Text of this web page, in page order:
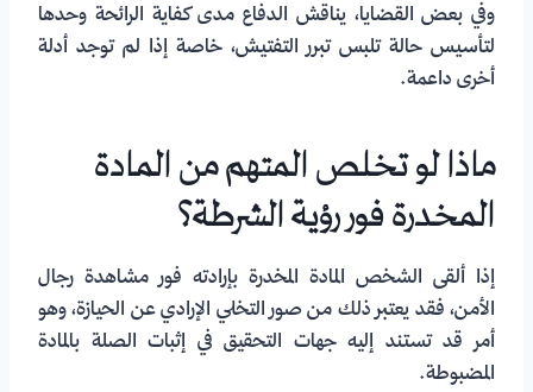
وفي بعض القضايا، يناقش الدفاع مدى كفاية الرائحة وحدها
لتأسيس حالة تلبس تبرر التفتيش، خاصة إذا لم توجد أدلة
أخرى داعمة.
ماذا لو تخلص المتهم من المادة
المخدرة فور رؤية الشرطة؟
إذا ألقى الشخص المادة المخدرة بإرادته فور مشاهدة رجال
الأمن، فقد يعتبر ذلك من صور التخلي الإرادي عن الحيازة، وهو
أمر قد تستند إليه جهات التحقيق في إثبات الصلة بالمادة
المضبوطة.